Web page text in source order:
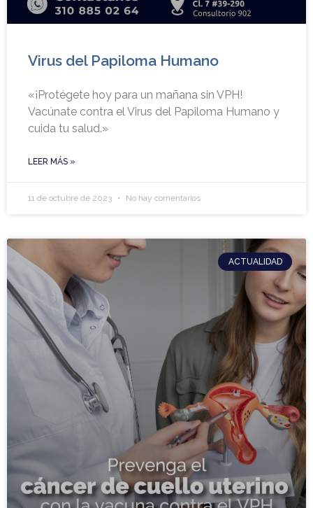
Virus del Papiloma Humano
«¡Protégete hoy para un mañana sin VPH!
Vacúnate contra el Virus del Papiloma Humano y
cuida tu salud.»
LEER MÁS »
11 de octubre de 2023 No hay comentarios
ACTUALIDAD